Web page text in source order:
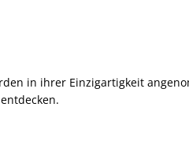
in ihrer Einzigartigkeit